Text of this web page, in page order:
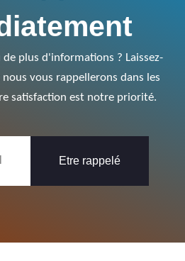
de plus d'informations ? Laissez-
vous rappellerons dans les
satisfaction est notre priorité.